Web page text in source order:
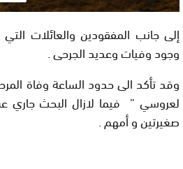
إلى جانب المفقودين والعائلات التي
وجود وفيات وعديد الجرحى .
وقد تأكد الى حدود الساعة وفاة
لعروسي ” فيما لازال البحث جاري
صغيرتين و أمهم .